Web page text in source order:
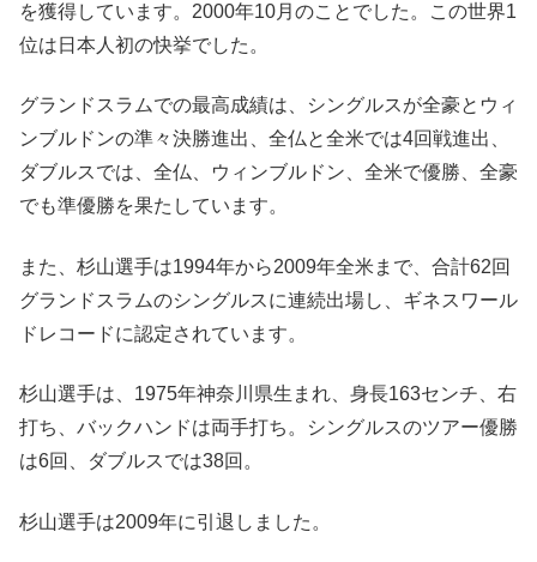
を獲得しています。2000年10月のことでした。この世界1
位は日本人初の快挙でした。
グランドスラムでの最高成績は、シングルスが全豪とウィ
ンブルドンの準々決勝進出、全仏と全米では4回戦進出、
ダブルスでは、全仏、ウィンブルドン、全米で優勝、全豪
でも準優勝を果たしています。
また、杉山選手は1994年から2009年全米まで、合計62回
グランドスラムのシングルスに連続出場し、ギネスワール
ドレコードに認定されています。
杉山選手は、1975年神奈川県生まれ、身長163センチ、右
打ち、バックハンドは両手打ち。シングルスのツアー優勝
は6回、ダブルスでは38回。
杉山選手は2009年に引退しました。